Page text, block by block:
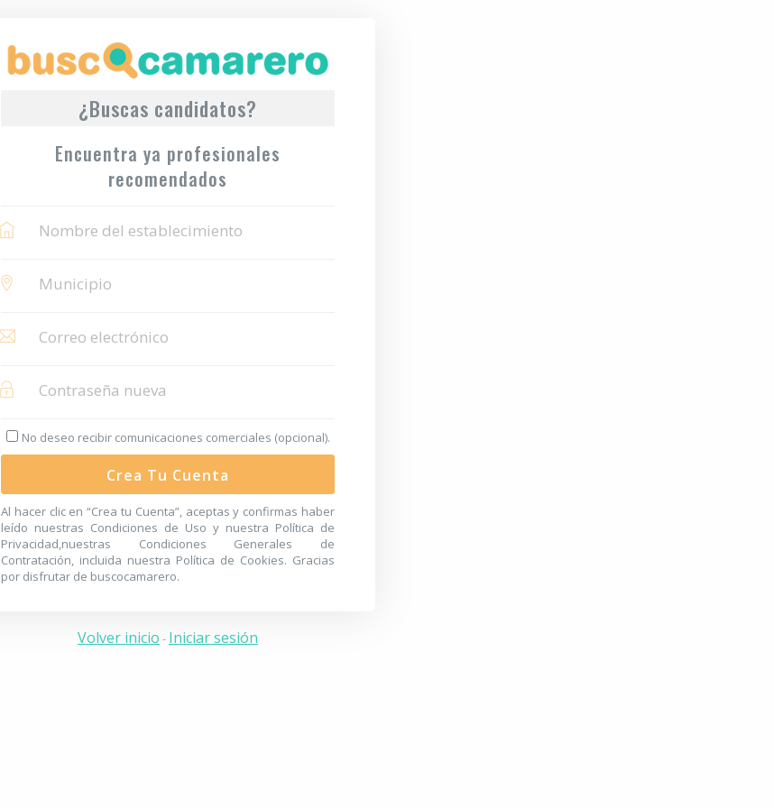
¿Buscas candidatos?
Encuentra ya profesionales
recomendados
No deseo recibir comunicaciones comerciales (opcional).
Crea Tu Cuenta
Al hacer clic en “Crea tu Cuenta”, aceptas y confirmas haber
leído nuestras Condiciones de Uso y nuestra Política de
Privacidad,nuestras Condiciones Generales de
Contratación, incluida nuestra Política de Cookies. Gracias
por disfrutar de buscocamarero.
Volver inicio - Iniciar sesión